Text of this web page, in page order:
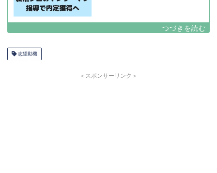
志望動機
＜スポンサーリンク＞